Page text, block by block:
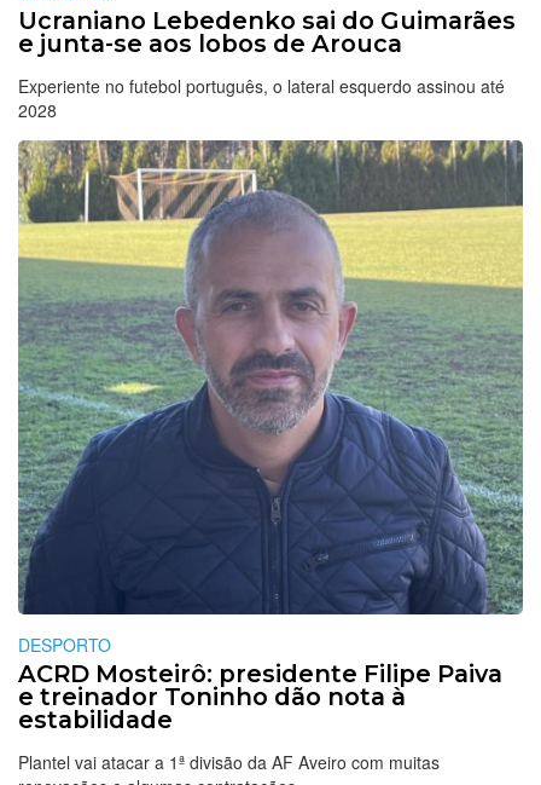
Ucraniano Lebedenko sai do Guimarães
e junta-se aos lobos de Arouca
Experiente no futebol português, o lateral esquerdo assinou até
2028
DESPORTO
ACRD Mosteirô: presidente Filipe Paiva
e treinador Toninho dão nota à
estabilidade
Plantel vai atacar a 1ª divisão da AF Aveiro com muitas